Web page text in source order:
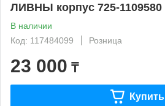
ЛИВНЫ корпус 725-1109580
В наличии
Код: 117484099
Розница
23 000 ₸
Купить